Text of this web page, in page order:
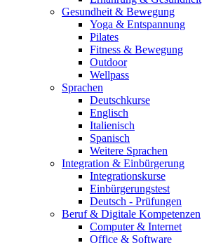
Gesundheit & Bewegung
Yoga & Entspannung
Pilates
Fitness & Bewegung
Outdoor
Wellpass
Sprachen
Deutschkurse
Englisch
Italienisch
Spanisch
Weitere Sprachen
Integration & Einbürgerung
Integrationskurse
Einbürgerungstest
Deutsch - Prüfungen
Beruf & Digitale Kompetenzen
Computer & Internet
Office & Software